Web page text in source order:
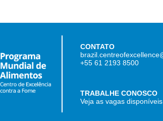
CONTATO
+55 61 2193 8500
TRABALHE CONOSCO
Veja as vagas disponíveis